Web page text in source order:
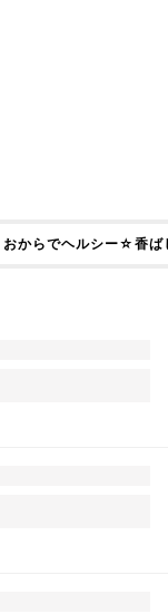
おからでヘルシー☆香ば